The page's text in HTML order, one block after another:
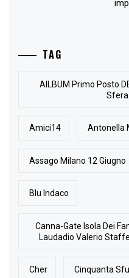
TAG
AlLBUM Primo Posto
Sfera
Amici14 Antonella
Assago Milano 12 Giugno
Blu Indaco
Canna-Gate Isola Dei
Laudadio Valerio
Cher Cinquanta